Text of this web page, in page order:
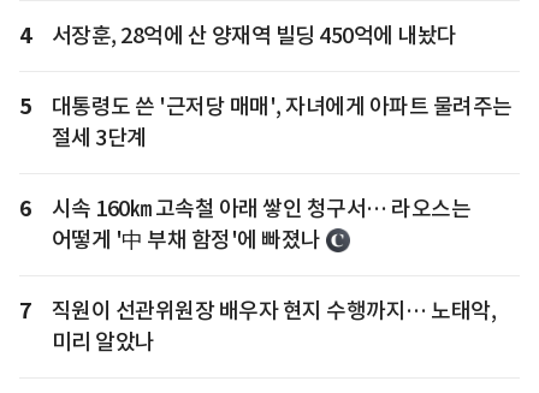
4 서장훈, 28억에 산 양재역 빌딩 450억에 내놨다
5
대통령도 쓴 '근저당 매매', 자녀에게 아파트 물려주는
절세 3단계
6
시속 160㎞ 고속철 아래 쌓인 청구서… 라오스는
어떻게 '中 부채 함정'에 빠졌나
7
직원이 선관위원장 배우자 현지 수행까지… 노태악,
미리 알았나